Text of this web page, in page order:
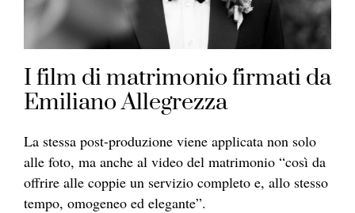
I film di matrimonio firmati da
Emiliano Allegrezza
La stessa post-produzione viene applicata non solo
alle foto, ma anche al video del matrimonio “così da
offrire alle coppie un servizio completo e, allo stesso
tempo, omogeneo ed elegante”.